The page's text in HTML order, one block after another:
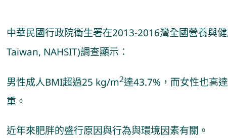
中華民國行政院衛生署在2013-2016灣全國營養
Taiwan, NAHSIT)調查顯示：
男性成人BMI超過25 kg/m2達43.7%，而女性也高
重。
近年來肥胖的盛行原因與行為與環境因素有關。